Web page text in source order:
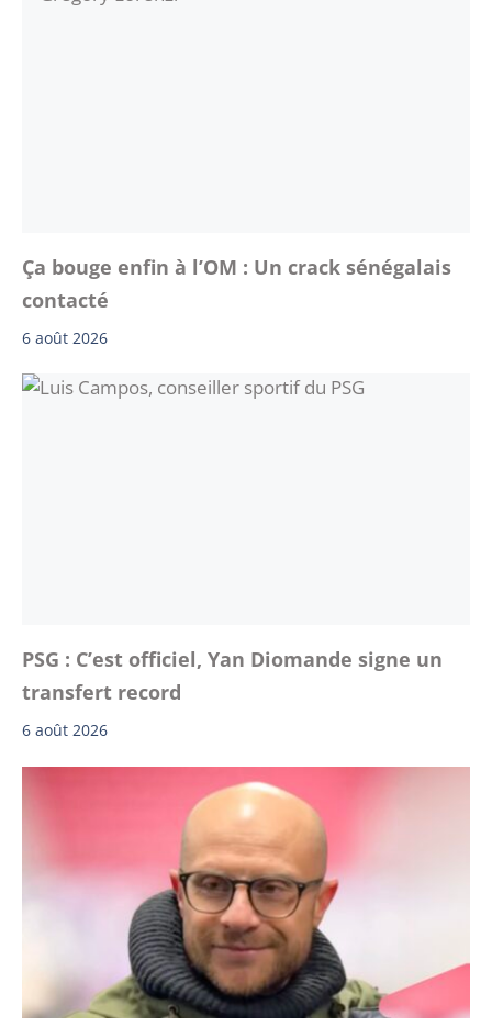
Ça bouge enfin à l’OM : Un crack sénégalais
contacté
6 août 2026
PSG : C’est officiel, Yan Diomande signe un
transfert record
6 août 2026